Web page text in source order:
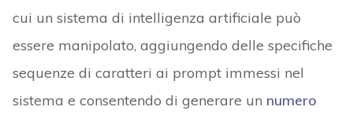
cui un sistema di intelligenza artificiale può
essere manipolato, aggiungendo delle specifiche
sequenze di caratteri ai prompt immessi nel
sistema e consentendo di generare un numero